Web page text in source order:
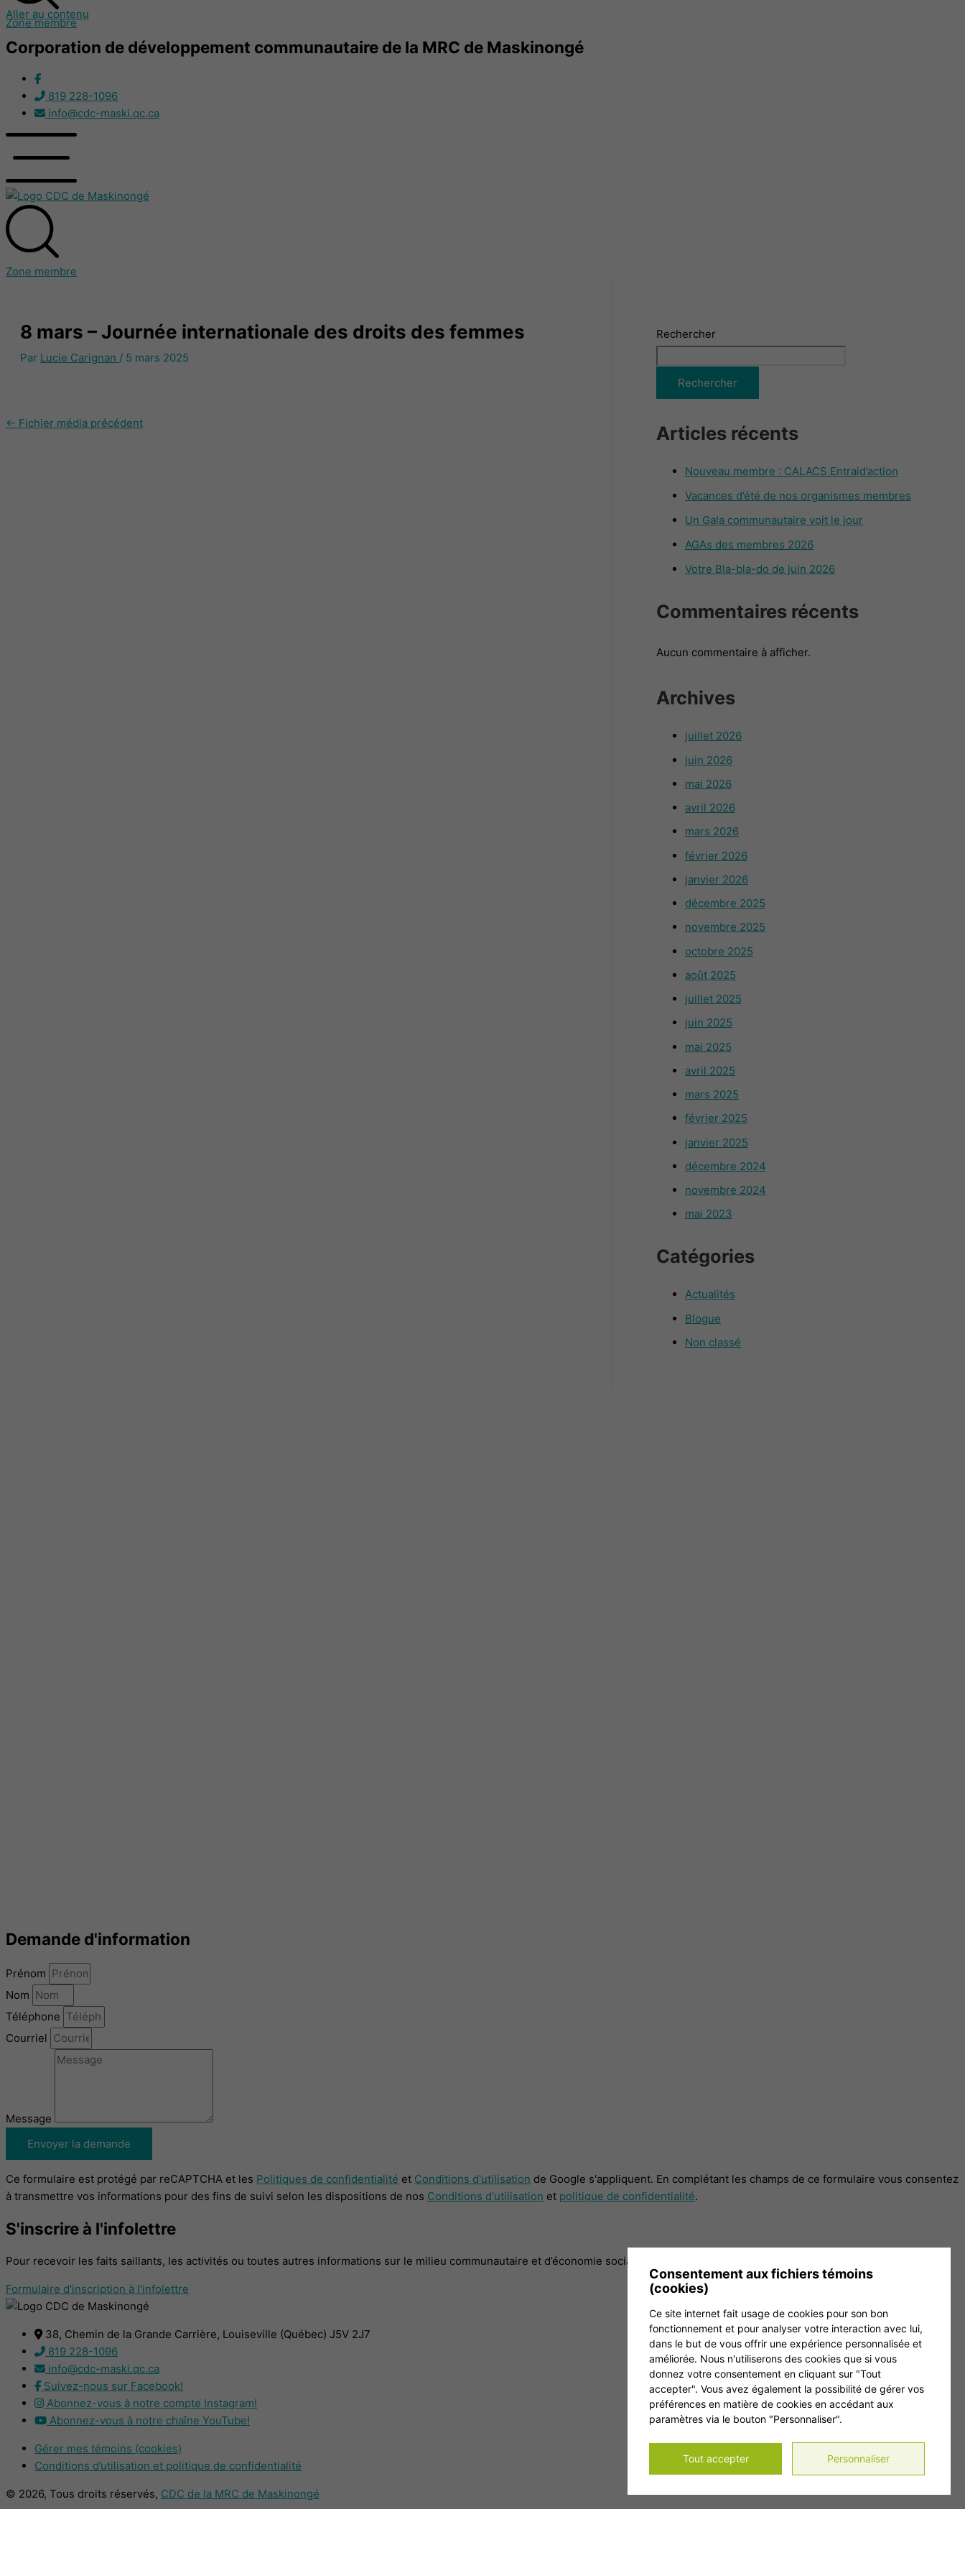
Aller au contenu
Zone membre
Corporation de développement communautaire de la MRC de Maskinongé
819 228-1096
info@cdc-maski.qc.ca
Zone membre
8 mars – Journée internationale des droits des femmes
Par Lucie Carignan / 5 mars 2025
← Fichier média précédent
Rechercher
Rechercher
Articles récents
Nouveau membre : CALACS Entraid’action
Vacances d’été de nos organismes membres
Un Gala communautaire voit le jour
AGAs des membres 2026
Votre Bla-bla-do de juin 2026
Commentaires récents
Aucun commentaire à afficher.
Archives
juillet 2026
juin 2026
mai 2026
avril 2026
mars 2026
février 2026
janvier 2026
décembre 2025
novembre 2025
octobre 2025
août 2025
juillet 2025
juin 2025
mai 2025
avril 2025
mars 2025
février 2025
janvier 2025
décembre 2024
novembre 2024
mai 2023
Catégories
Actualités
Blogue
Non classé
Demande d'information
Prénom
Nom
Téléphone
Courriel
Message
Envoyer la demande
Ce formulaire est protégé par reCAPTCHA et les Politiques de confidentialité et Conditions d'utilisation de Google s'appliquent. En complétant les champs de ce formulaire vous consentez
à transmettre vos informations pour des fins de suivi selon les dispositions de nos Conditions d'utilisation et politique de confidentialité.
S'inscrire à l'infolettre
Pour recevoir les faits saillants, les activités ou toutes autres informations sur le milieu communautaire et d’économie sociale, inscrivez-vous à notre infolettre.
Formulaire d'inscription à l'infolettre
38, Chemin de la Grande Carrière, Louiseville (Québec) J5V 2J7
819 228-1096
info@cdc-maski.qc.ca
Suivez-nous sur Facebook!
Abonnez-vous à notre compte Instagram!
Abonnez-vous à notre chaîne YouTube!
Gérer mes témoins (cookies)
Conditions d’utilisation et politique de confidentialité
© 2026, Tous droits réservés, CDC de la MRC de Maskinongé
Consentement aux fichiers témoins
(cookies)
Ce site internet fait usage de cookies pour son bon
fonctionnement et pour analyser votre interaction avec lui,
dans le but de vous offrir une expérience personnalisée et
améliorée. Nous n'utiliserons des cookies que si vous
donnez votre consentement en cliquant sur "Tout
accepter". Vous avez également la possibilité de gérer vos
préférences en matière de cookies en accédant aux
paramètres via le bouton "Personnaliser".
Tout accepter Personnaliser